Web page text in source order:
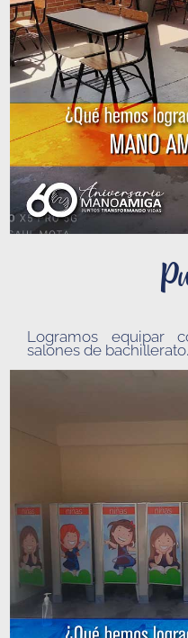
Logramos equipar
salones de bachillerato.